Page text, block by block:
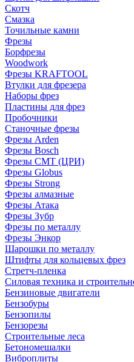
Скотч
Смазка
Точильные камни
Фрезы
Борфрезы
Woodwork
Фрезы KRAFTOOL
Втулки для фрезера
Наборы фрез
Пластины для фрез
Пробочники
Станочные фрезы
Фрезы Arden
Фрезы Bosch
Фрезы CMT (ЦРИ)
Фрезы Globus
Фрезы Strong
Фрезы алмазные
Фрезы Атака
Фрезы Зубр
Фрезы по металлу
Фрезы Энкор
Шарошки по металлу
Штифты для кольцевых фрез
Стретч-пленка
Силовая техника и
Бензиновые двигатели
Бензобуры
Бензопилы
Бензорезы
Строительные леса
Бетономешалки
Виброплиты